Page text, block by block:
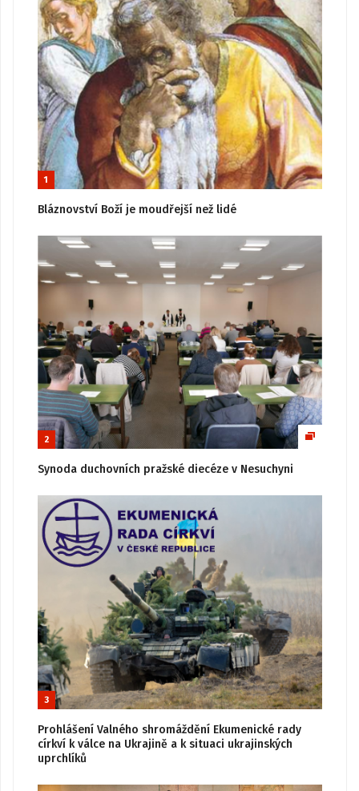
1
Bláznovství Boží je moudřejší než lidé
2
Synoda duchovních pražské diecéze v Nesuchyni
3
Prohlášení Valného shromáždění Ekumenické rady
církví k válce na Ukrajině a k situaci ukrajinských
uprchlíků